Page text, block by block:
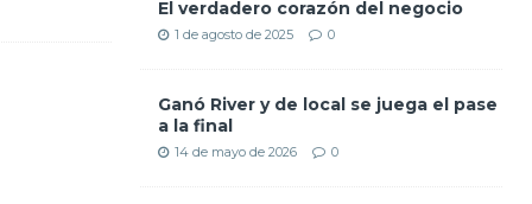
El verdadero corazón del negocio
1 de agosto de 2025 0
Ganó River y de local se juega el pase
a la final
14 de mayo de 2026 0